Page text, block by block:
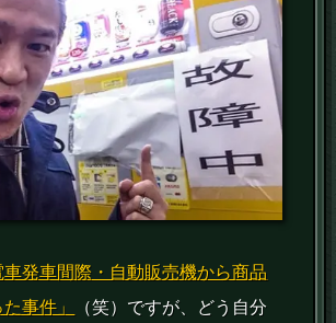
車発車間際・自動販売機から商品
事件」
（笑）ですが、どう自分